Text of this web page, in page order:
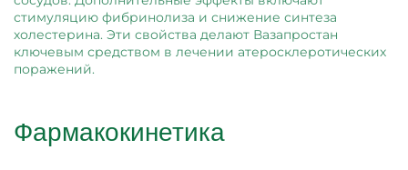
стимуляцию фибринолиза и снижение синтеза
холестерина. Эти свойства делают Вазапростан
ключевым средством в лечении атеросклеротических
поражений.
Фармакокинетика